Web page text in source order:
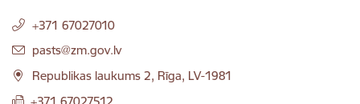
+371 67027010
E-pasts:
pasts@zm.gov.lv
Republikas laukums 2, Rīga, LV-1981